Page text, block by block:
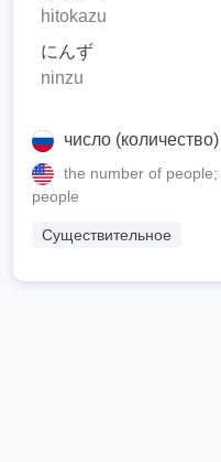
hitokazu
にんず
ninzu
число
the number of
people
Существительное